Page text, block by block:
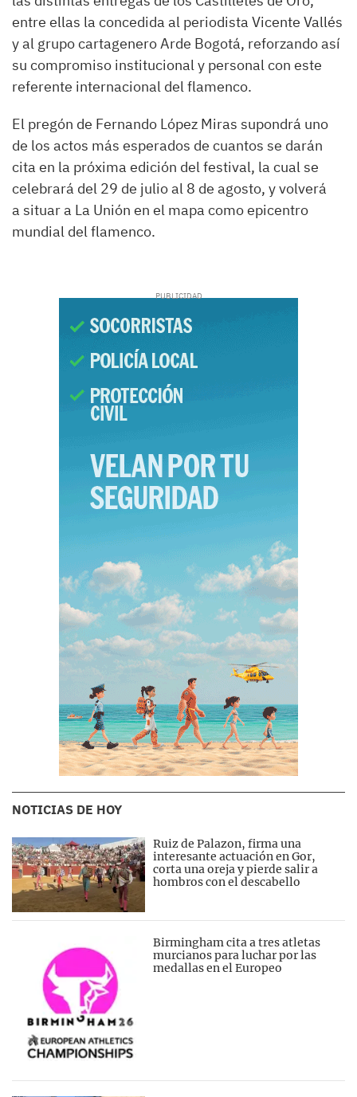
entre ellas la concedida al periodista Vicente Vallés
y al grupo cartagenero Arde Bogotá, reforzando así
su compromiso institucional y personal con este
referente internacional del flamenco.
El pregón de Fernando López Miras supondrá uno
de los actos más esperados de cuantos se darán
cita en la próxima edición del festival, la cual se
celebrará del 29 de julio al 8 de agosto, y volverá
a situar a La Unión en el mapa como epicentro
mundial del flamenco.
NOTICIAS DE HOY
Ruiz de Palazon, firma una
interesante actuación en Gor,
corta una oreja y pierde salir a
hombros con el descabello
Birmingham cita a tres atletas
murcianos para luchar por las
medallas en el Europeo